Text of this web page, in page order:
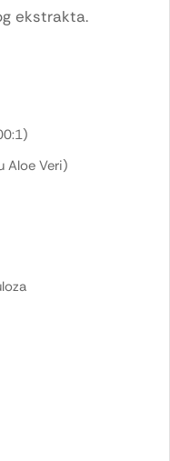
ekstrakta.
Aloe Veri)